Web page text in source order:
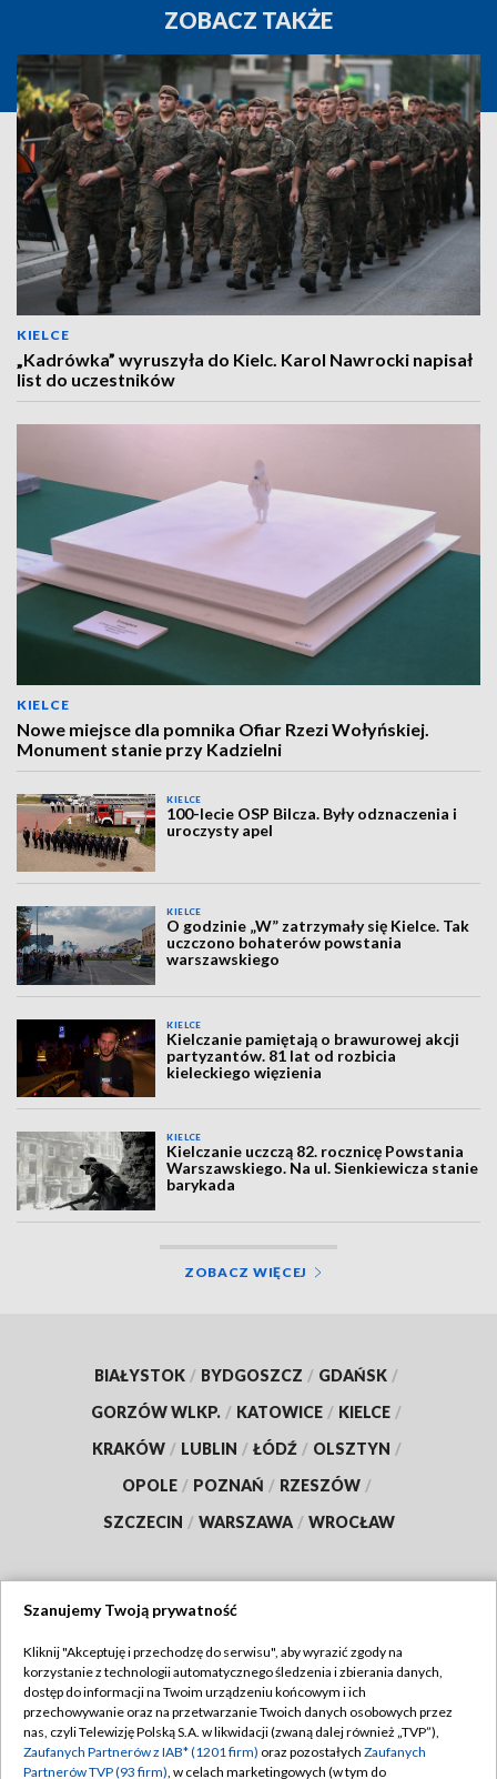
ZOBACZ TAKŻE
KIELCE
„Kadrówka” wyruszyła do Kielc. Karol Nawrocki napisał
list do uczestników
KIELCE
Nowe miejsce dla pomnika Ofiar Rzezi Wołyńskiej.
Monument stanie przy Kadzielni
KIELCE
100-lecie OSP Bilcza. Były odznaczenia i
uroczysty apel
KIELCE
O godzinie „W” zatrzymały się Kielce. Tak
uczczono bohaterów powstania
warszawskiego
KIELCE
Kielczanie pamiętają o brawurowej akcji
partyzantów. 81 lat od rozbicia
kieleckiego więzienia
KIELCE
Kielczanie uczczą 82. rocznicę Powstania
Warszawskiego. Na ul. Sienkiewicza stanie
barykada
ZOBACZ WIĘCEJ
BIAŁYSTOK / BYDGOSZCZ / GDAŃSK /
GORZÓW WLKP. / KATOWICE / KIELCE /
KRAKÓW / LUBLIN / ŁÓDŹ / OLSZTYN /
OPOLE / POZNAŃ / RZESZÓW /
SZCZECIN / WARSZAWA / WROCŁAW
TVP
Abonament TVP
Emisja w TVP
Regulamin TVP
Polityka prywatności
Szanujemy Twoją prywatność
Kliknij "Akceptuję i przechodzę do serwisu", aby wyrazić zgody na
korzystanie z technologii automatycznego śledzenia i zbierania danych,
dostęp do informacji na Twoim urządzeniu końcowym i ich
przechowywanie oraz na przetwarzanie Twoich danych osobowych przez
nas, czyli Telewizję Polską S.A. w likwidacji (zwaną dalej również „TVP”),
Zaufanych Partnerów z IAB* (1201 firm) oraz pozostałych Zaufanych
Partnerów TVP (93 firm), w celach marketingowych (w tym do